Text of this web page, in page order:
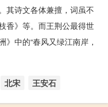
其诗文各体兼擅，词虽不
香》等。而王荆公最得世
中的“春风又绿江南岸，
北宋 王安石